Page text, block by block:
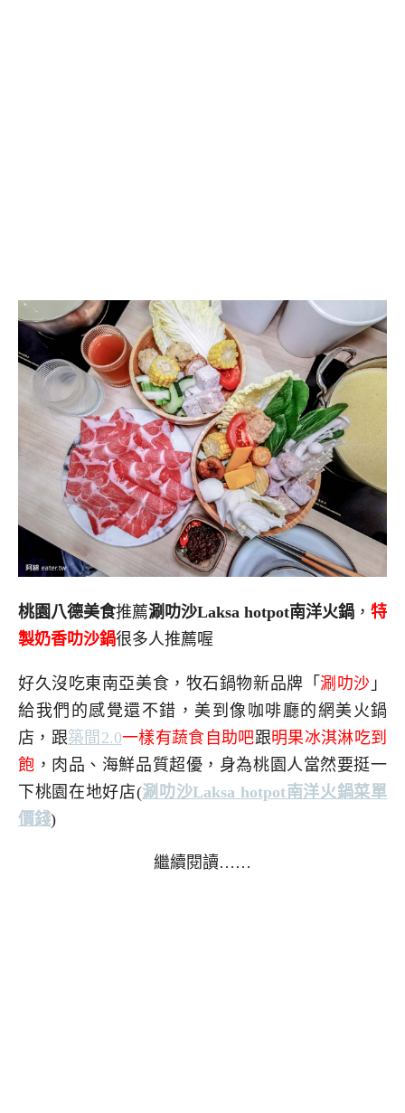
桃園八德美食推薦涮叻沙Laksa hotpot南洋火鍋 ， 特
製奶香叻沙鍋很多人推薦喔
好久沒吃東南亞美食，牧石鍋物新品牌「 涮叻沙 」
給我們的感覺還不錯，美到像咖啡廳的網美火鍋
店，跟築間2.0一樣有蔬食自助吧跟明果冰淇淋吃到
飽 ，肉品、海鮮品質超優，身為桃園人當然要挺一
下桃園在地好店(涮叻沙Laksa hotpot南洋火鍋菜單
價錢)
繼續閱讀……